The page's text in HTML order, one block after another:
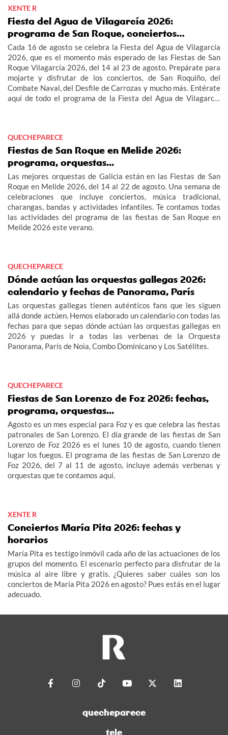
XENTE R
Fiesta del Agua de Vilagarcía 2026:
programa de San Roque, conciertos…
Cada 16 de agosto se celebra la Fiesta del Agua de Vilagarcía
2026, que es el momento más esperado de las Fiestas de San
Roque Vilagarcía 2026, del 14 al 23 de agosto. Prepárate para
mojarte y disfrutar de los conciertos, de San Roquiño, del
Combate Naval, del Desfile de Carrozas y mucho más. Entérate
aquí de todo el programa de la Fiesta del Agua de Vilagarcía
QUECHEPARECE
Fiestas de San Roque en Melide 2026:
programa, orquestas...
Las mejores orquestas de Galicia están en las Fiestas de San
Roque en Melide 2026, del 14 al 22 de agosto. Una semana de
celebraciones que incluye conciertos, música tradicional,
charangas, bandas y actividades infantiles. Te contamos todas
las actividades del programa de las fiestas de San Roque en
Melide 2026 este verano.
QUECHEPARECE
Dónde actúan las orquestas gallegas 2026:
calendario y fechas de Panorama, París
Las orquestas gallegas tienen auténticos fans que les siguen
allá donde actúen. Hemos elaborado un calendario con todas las
fechas para que sepas dónde actúan las orquestas gallegas en
2026 y puedas ir a todas las verbenas de la Orquesta
Panorama, París de Noia, Combo Dominicano y Los Satélites.
QUECHEPARECE
Fiestas de San Lorenzo de Foz 2026: fechas,
programa, orquestas...
Agosto es un mes especial para Foz y es que celebra las fiestas
patronales de San Lorenzo. El día grande de las fiestas de San
Lorenzo de Foz 2026 es el lunes 10 de agosto, cuando tienen
lugar los fuegos. El programa de las fiestas de San Lorenzo de
Foz 2026, del 7 al 11 de agosto, incluye además verbenas y
orquestas que te contamos aquí.
XENTE R
Conciertos María Pita 2026: fechas y
horarios
María Pita es testigo inmóvil cada año de las actuaciones de los
grupos del momento. El escenario perfecto para disfrutar de la
música al aire libre y gratis. ¿Quieres saber cuáles son los
conciertos de María Pita 2026 en agosto? Pues estás en el lugar
adecuado.
quecheparece
tele